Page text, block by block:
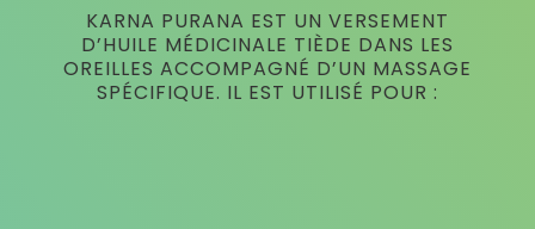
KARNA PURANA EST UN VERSEMENT
D’HUILE MÉDICINALE TIÈDE DANS LES
OREILLES ACCOMPAGNÉ D’UN MASSAGE
SPÉCIFIQUE. IL EST UTILISÉ POUR :